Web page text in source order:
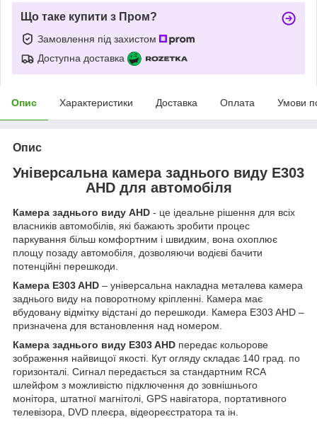
Що таке купити з Пром?
Замовлення під захистом
Доступна доставка
Опис Характеристики Доставка Оплата Умови
Опис
Універсальна камера заднього виду E303
AHD для автомобіля
Камера заднього виду AHD - це ідеальне рішення для всіх
власників автомобілів, які бажають зробити процес
паркування більш комфортним і швидким, вона охоплює
площу позаду автомобіля, дозволяючи водієві бачити
потенційні перешкоди.
Камера E303 AHD – універсальна накладна металева камера
заднього виду на поворотному кріпленні. Камера має
вбудовану відмітку відстані до перешкоди. Камера E303 AHD –
призначена для встановлення над номером.
Камера заднього виду E303 AHD передає кольорове
зображення найвищої якості. Кут огляду складає 140 град. по
горизонталі. Сигнал передається за стандартним RCA
шлейфом з можливістю підключення до зовнішнього
монітора, штатної магнітолі, GPS навігатора, портативного
телевізора, DVD плеєра, відеореєстратора та ін.